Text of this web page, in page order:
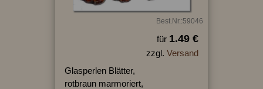
Best.Nr.:59046
für 1.49 €
zzgl. Versand
Glasperlen Blätter,
rotbraun marmoriert,